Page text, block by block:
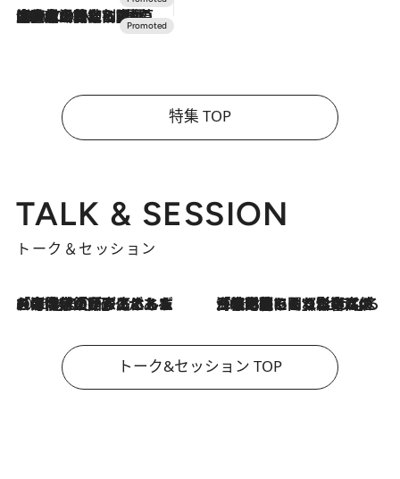
2026.7.10
NEW OPEN！【界 草津】名湯の地に誕生。趣の異なる2種の温泉と上州ならではの会席・蕎麦割烹など美食を味わう究極の癒やし旅
特集 TOP
TALK & SESSION
トーク＆セッション
2026.8.3
「今後値上げがあるとすれば…」「リスクがあるのは今年の冬」エネルギー専門家が語る、ホルムズ海峡封鎖が家庭にもたらす“ある心配” 2026.8.3
「住宅建てられない…」「サーチャージ料の高値が続いている」ホルムズ海峡封鎖による影響はいつまで続く？《エネルギー専門家に聞く“どうなる日本の暮らし”》
トーク&セッション TOP